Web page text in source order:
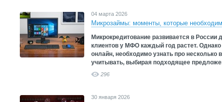
04 марта 2026
Микрозаймы: моменты, которые
Микрокредитование развивается в России
клиентов у МФО каждый год растет.
онлайн, необходимо узнать про
учитывать, выбирая подходящее
296
30 января 2026